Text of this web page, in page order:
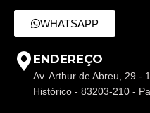
WHATSAPP
ENDEREÇO
Av. Arthur de Abreu, 29 -
Histórico - 83203-210 -